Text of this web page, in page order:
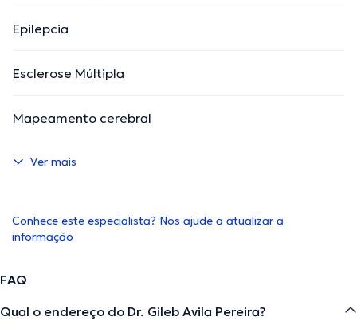
Epilepcia
Esclerose Múltipla
Mapeamento cerebral
Ver mais
Conhece este especialista? Nos ajude a atualizar a
informação
FAQ
Qual o endereço do Dr. Gileb Avila Pereira?